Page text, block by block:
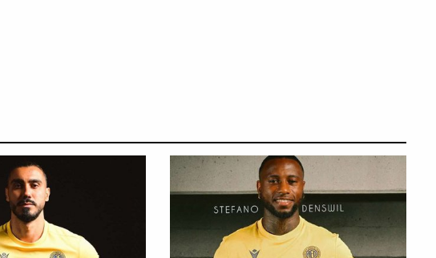
ΠΡΩΤΑΘΛΗΜΑ CYTA